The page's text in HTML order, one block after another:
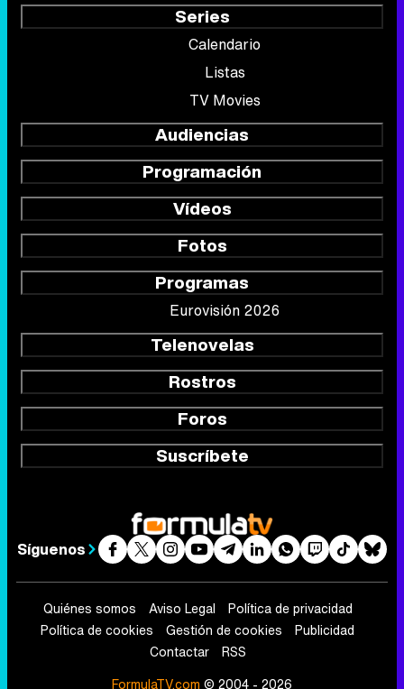
Series
Calendario
Listas
TV Movies
Audiencias
Programación
Vídeos
Fotos
Programas
Eurovisión 2026
Telenovelas
Rostros
Foros
Suscríbete
Síguenos
Quiénes somos Aviso Legal
Política de privacidad
Política de cookies
Gestión de cookies
Publicidad
Contactar
RSS
FormulaTV.com © 2004 - 2026